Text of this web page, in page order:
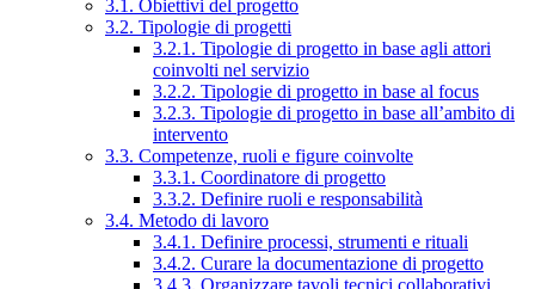
3.1. Obiettivi del progetto
3.2. Tipologie di progetti
3.2.1. Tipologie di progetto in base agli attori
coinvolti nel servizio
3.2.2. Tipologie di progetto in base al focus
3.2.3. Tipologie di progetto in base all’ambito di
intervento
3.3. Competenze, ruoli e figure coinvolte
3.3.1. Coordinatore di progetto
3.3.2. Definire ruoli e responsabilità
3.4. Metodo di lavoro
3.4.1. Definire processi, strumenti e rituali
3.4.2. Curare la documentazione di progetto
3.4.3. Organizzare tavoli tecnici collaborativi